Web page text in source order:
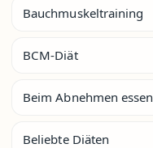
Bauchmuskeltraining
BCM-Diät
Beim Abnehmen essen
Beliebte Diäten